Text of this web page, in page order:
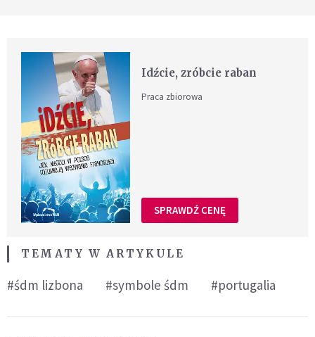
Idźcie, zróbcie raban
Praca zbiorowa
SPRAWDŹ CENĘ
TEMATY W ARTYKULE
#śdm lizbona #symbole śdm #portugalia